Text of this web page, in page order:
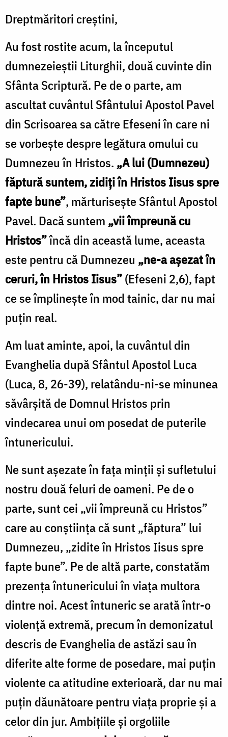
Dreptmăritori creștini,
Au fost rostite acum, la începutul
dumnezeieștii Liturghii, două cuvinte din
Sfânta Scriptură. Pe de o parte, am
ascultat cuvântul Sfântului Apostol Pavel
din Scrisoarea sa către Efeseni în care ni
se vorbește despre legătura omului cu
Dumnezeu în Hristos. „A lui (Dumnezeu)
făptură suntem, zidiți în Hristos Iisus spre
fapte bune”, mărturisește Sfântul Apostol
Pavel. Dacă suntem „vii împreună cu
Hristos”încă din această lume, aceasta
este pentru că Dumnezeu „ne-a așezat în
ceruri, în Hristos Iisus”(Efeseni 2,6), fapt
ce se împlineşte în mod tainic, dar nu mai
puțin real.
Am luat aminte, apoi, la cuvântul din
Evanghelia după Sfântul Apostol Luca
(Luca, 8, 26-39), relatându-ni-se minunea
săvârșită de Domnul Hristos prin
vindecarea unui om posedat de puterile
întunericului.
Ne sunt așezate în fața minții și sufletului
nostru două feluri de oameni. Pe de o
parte, sunt cei „vii împreună cu Hristos”
care au conștiința că sunt „făptura” lui
Dumnezeu, „zidite în Hristos Iisus spre
fapte bune”. Pe de altă parte, constatăm
prezența întunericului în viața multora
dintre noi. Acest întuneric se arată într-o
violență extremă, precum în demonizatul
descris de Evanghelia de astăzi sau în
diferite alte forme de posedare, mai puțin
violente ca atitudine exterioară, dar nu mai
puțin dăunătoare pentru viața proprie și a
celor din jur. Ambițiile și orgoliile